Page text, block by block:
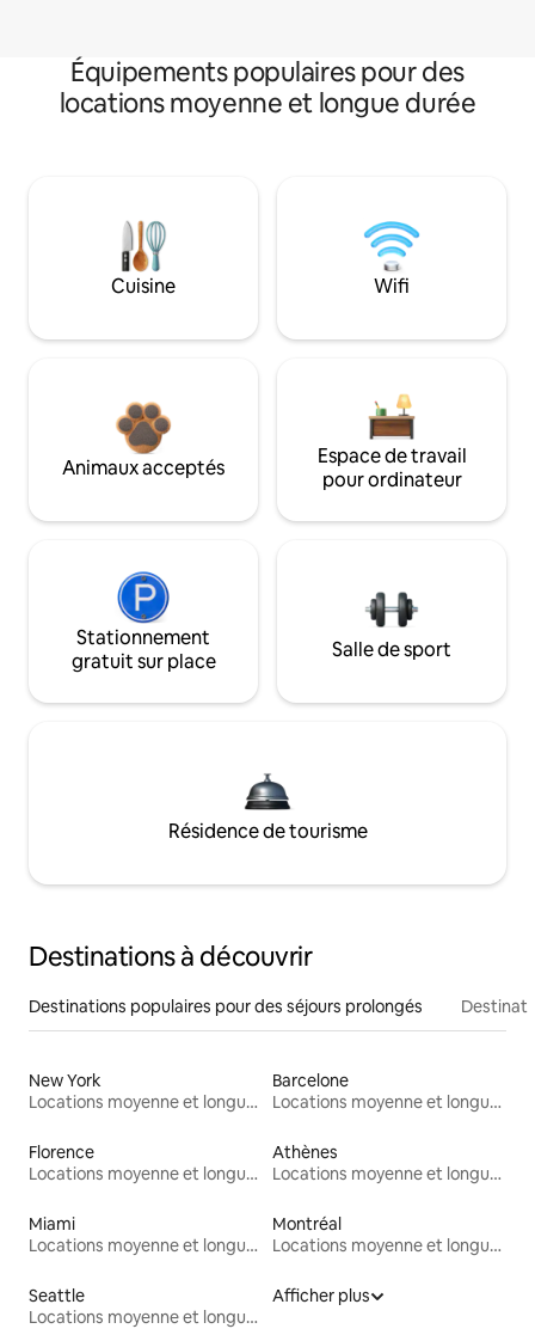
Équipements populaires pour des
locations moyenne et longue durée
Cuisine Wifi
Animaux acceptés
Espace de travail
pour ordinateur
Stationnement
gratuit sur place
Salle de sport
Résidence de tourisme
Destinations à découvrir
Destinations populaires pour des séjours prolongés
New York
Locations moyenne et longue durée
Barcelone
Locations moyenne et longue durée
Florence
Locations moyenne et longue durée
Athènes
Locations moyenne et longue durée
Miami
Locations moyenne et longue durée
Montréal
Locations moyenne et longue durée
Seattle
Locations moyenne et longue durée
Afficher plus